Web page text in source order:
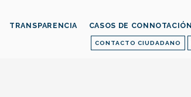
CONTACTO CIUDADANO
TRANSPARENCIA CASOS DE CONNOTACIÓN